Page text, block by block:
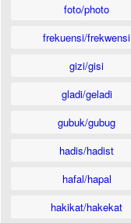
foto/photo
frekuensi/frekwensi
gizi/gisi
gladi/geladi
gubuk/gubug
hadis/hadist
hafal/hapal
hakikat/hakekat